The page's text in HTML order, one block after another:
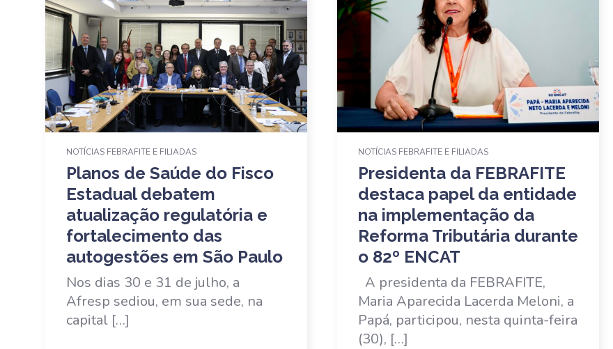
NOTÍCIAS FEBRAFITE E FILIADAS
Planos de Saúde do Fisco
Estadual debatem
atualização regulatória e
fortalecimento das
autogestões em São Paulo
Nos dias 30 e 31 de julho, a
Afresp sediou, em sua sede, na
capital […]
NOTÍCIAS FEBRAFITE E FILIADAS
Presidenta da FEBRAFITE
destaca papel da entidade
na implementação da
Reforma Tributária durante
o 82º ENCAT
A presidenta da FEBRAFITE,
Maria Aparecida Lacerda Meloni, a
Papá, participou, nesta quinta-feira
(30), […]